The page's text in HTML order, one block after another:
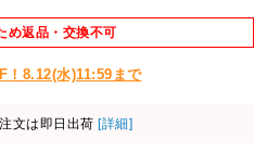
め返品・交換不可
！8.12(水)11:59まで
文は即日出荷 [詳細]